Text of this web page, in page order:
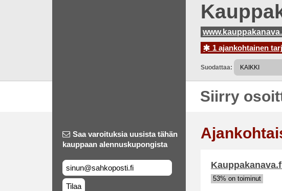
1 ajankohtainen
Suodattaa:
Siirry
Saa varoituksia uusista tähän
kauppaan alennuskupongista
Tilaa
53% on toiminut